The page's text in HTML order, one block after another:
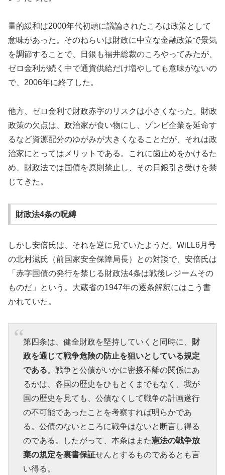
量的緩和は2000年代初頭に議論されたころは政策として
意味があった。そのねらいは財政に中立な金融政策で景気
を調節することで、日銀も福井総裁のころやってみたが、
ゼロ金利が続く中で通貨供給だけ増やしても意味がないの
で、2006年に終了した。
他方、ゼロ金利で財政赤字のリスクは小さくなった。財政
政策の欠点は、政治家が食い物にし、ゾンビ企業を延命す
るなど資源配分のゆがみが大きくなることだが、それは政
治家にとってはメリットである。これに歯止めをかけるた
め、財政法では国債を原則禁止し、その日銀引き受けを禁
じてきた。
財政法4条の呪縛
しかし安倍氏は、それを逆に見ていたようだ。WiLL6月号
の北村滋氏（前国家安全保障局長）との対談で、安倍氏は
「赤字国債の発行を禁じる財政法4条は戦後レジームその
ものだ」という。大蔵省の1947年の逐条解釈にはこう書
かれていた。
第四条は、健全財政を堅持していくと同時に、 財
政を通じて戦争危険の防止を狙いとしている規定
である。戦争と公債がいかに密接不離の関係にあ
るかは、各国の歴史をひもとくまでもなく、我が
国の歴史を見ても、公債なくして戦争の計画遂行
の不可能であったことを考察すれば明らかであ
る。公債のないところに戦争はないと断言し得る
のである。したがって、本条はまた憲法の戦争放
棄の規定を裏書保証せんとするものであるとも言
い得る。